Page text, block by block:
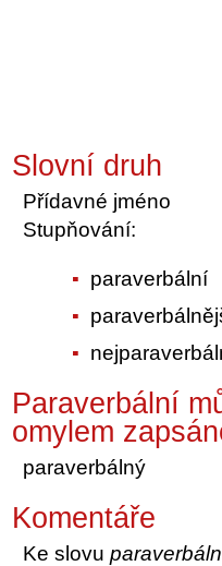
Slovní druh
Přídavné jméno
Stupňování:
paraverbální
Paraverbální
omylem
paraverbálný
Komentáře
Ke slovu